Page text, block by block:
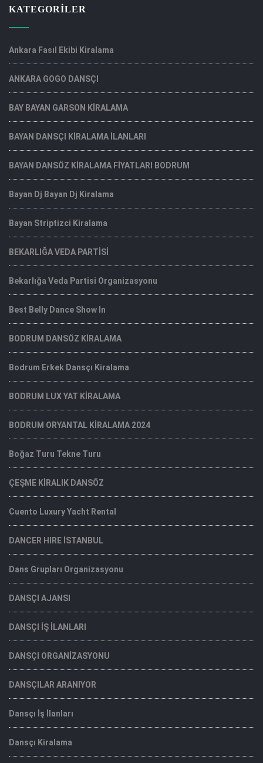
KATEGORILER
Ankara Fasıl Ekibi Kiralama
ANKARA GOGO DANSÇI
BAY BAYAN GARSON KİRALAMA
BAYAN DANSÇI KİRALAMA İLANLARI
BAYAN DANSÖZ KİRALAMA FİYATLARI BODRUM
Bayan Dj Bayan Dj Kiralama
Bayan Striptizci Kiralama
BEKARLIĞA VEDA PARTİSİ
Bekarlığa Veda Partisi Organizasyonu
Best Belly Dance Show In
BODRUM DANSÖZ KİRALAMA
Bodrum Erkek Dansçı Kiralama
BODRUM LUX YAT KİRALAMA
BODRUM ORYANTAL KİRALAMA 2024
Boğaz Turu Tekne Turu
ÇEŞME KİRALIK DANSÖZ
Cuento Luxury Yacht Rental
DANCER HIRE İSTANBUL
Dans Grupları Organizasyonu
DANSÇI AJANSI
DANSÇI İŞ İLANLARI
DANSÇI ORGANİZASYONU
DANSÇILAR ARANIYOR
Dansçı İş İlanları
Dansçı Kiralama